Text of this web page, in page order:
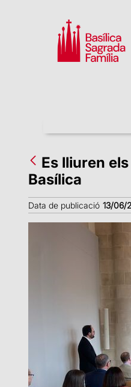
Es lliuren
Basílica
Data de publicació 13/06/